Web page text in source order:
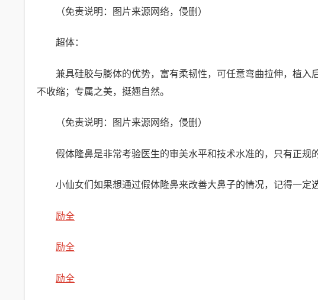
（免责说明：图片来源网络，侵删）
超体：
兼具硅胶与膨体的优势，富有柔韧性，可任意弯曲拉伸，植入
不收缩；专属之美，挺翘自然。
（免责说明：图片来源网络，侵删）
假体隆鼻是非常考验医生的审美水平和技术水准的，只有正规
小仙女们如果想通过假体隆鼻来改善大鼻子的情况，记得一定
励全
励全
励全